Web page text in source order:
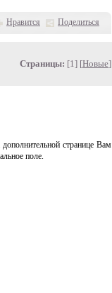
Нравится Поделиться
Страницы: [1] [Новые]
странице Вам
поле.